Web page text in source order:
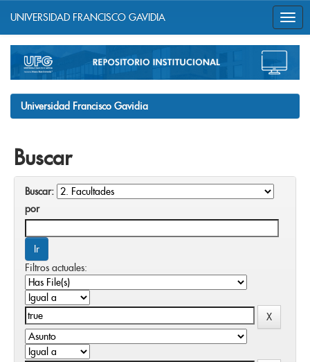
navigation
UNIVERSIDAD FRANCISCO GAVIDIA
Universidad Francisco Gavidia
Buscar
Buscar:
por
Filtros actuales: